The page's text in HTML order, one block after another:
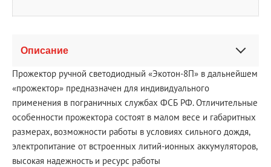
Описание
Прожектор ручной светодиодный «Экотон-8П» в дальнейшем
«прожектор» предназначен для индивидуального
применения в пограничных службах ФСБ РФ. Отличительные
особенности прожектора состоят в малом весе и габаритных
размерах, возможности работы в условиях сильного дождя,
электропитание от встроенных литий-ионных аккумуляторов,
высокая надежность и ресурс работы